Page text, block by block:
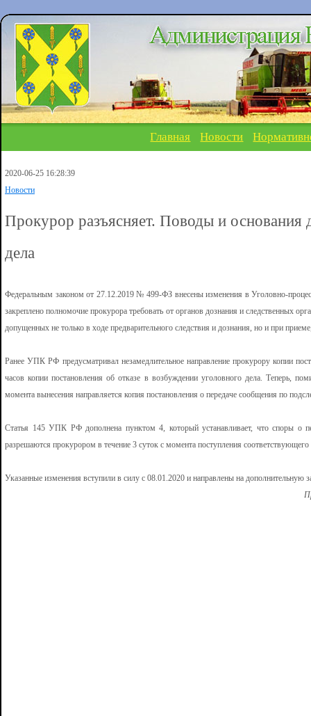
Главная Новости
2020-06-25 16:28:39
Новости
Прокурор разъясняет. Поводы и основания
дела
Федеральным законом от 27.12.2019 № 499-ФЗ внесены изменения в Уголовно-
закреплено полномочие прокурора требовать от органов дознания и следственных
допущенных не только в ходе предварительного следствия и дознания, но и при
Ранее УПК РФ предусматривал незамедлительное направление прокурору копии
часов копии постановления об отказе в возбуждении уголовного дела. Теперь,
момента вынесения направляется копия постановления о передаче сообщения по
Статья 145 УПК РФ дополнена пунктом 4, который устанавливает, что споры о
разрешаются прокурором в течение 3 суток с момента поступления
Указанные изменения вступили в силу с 08.01.2020 и направлены на дополнительную